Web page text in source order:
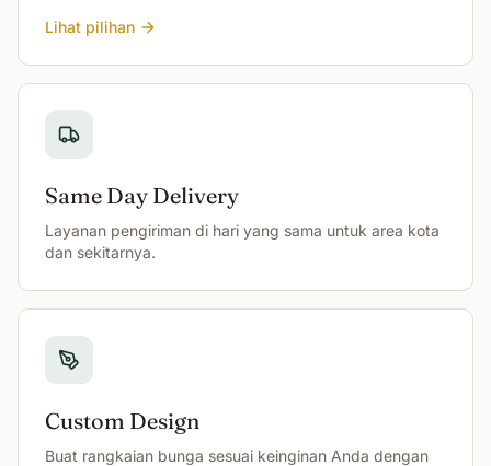
Lihat pilihan
Same Day Delivery
Layanan pengiriman di hari yang sama untuk area kota
dan sekitarnya.
Custom Design
Buat rangkaian bunga sesuai keinginan Anda dengan